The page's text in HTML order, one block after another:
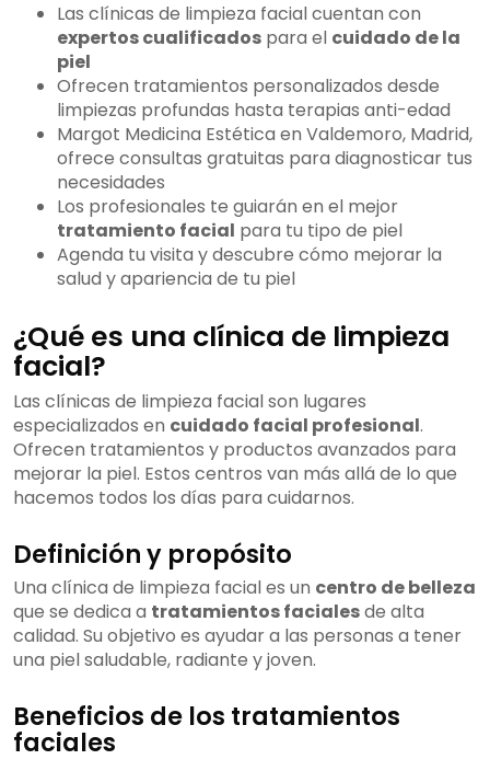
Las clínicas de limpieza facial cuentan con
expertos cualificados para el cuidado de la
piel
Ofrecen tratamientos personalizados desde
limpiezas profundas hasta terapias anti-edad
Margot Medicina Estética en Valdemoro, Madrid,
ofrece consultas gratuitas para diagnosticar tus
necesidades
Los profesionales te guiarán en el mejor
tratamiento facial para tu tipo de piel
Agenda tu visita y descubre cómo mejorar la
salud y apariencia de tu piel
¿Qué es una clínica de limpieza
facial?
Las clínicas de limpieza facial son lugares
especializados en cuidado facial profesional.
Ofrecen tratamientos y productos avanzados para
mejorar la piel. Estos centros van más allá de lo que
hacemos todos los días para cuidarnos.
Definición y propósito
Una clínica de limpieza facial es un centro de belleza
que se dedica a tratamientos facialesde alta
calidad. Su objetivo es ayudar a las personas a tener
una piel saludable, radiante y joven.
Beneficios de los tratamientos
faciales